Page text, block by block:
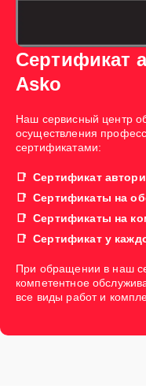
Сертификат
Asko
Наш сервисный центр
осуществления
сертификатами:
Сертификат
Сертификаты на
Сертификаты на
Сертификат у
При обращении в наш
компетентное
все виды работ и